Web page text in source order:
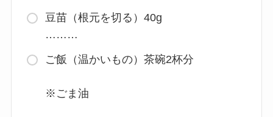
豆苗（根元を切る）40g
………
ご飯（温かいもの）茶碗2杯分
※ごま油